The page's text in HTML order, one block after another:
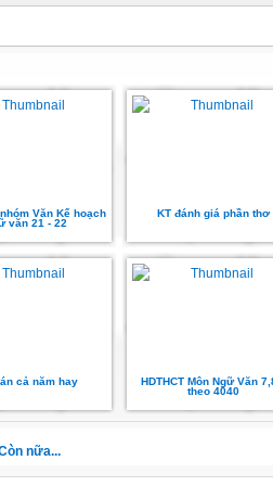
Văn Kế hoạch
văn 21 - 22
KT đánh giá phần thơ
cả năm hay
HDTHCT Môn Ngữ Văn
theo 4040
nữa...